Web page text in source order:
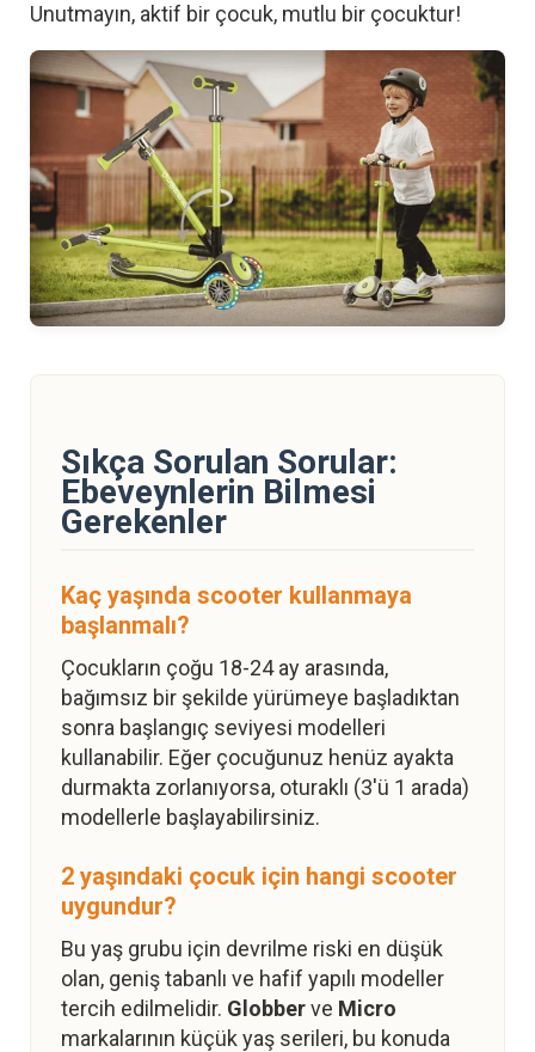
Unutmayın, aktif bir çocuk, mutlu bir çocuktur!
Sıkça Sorulan Sorular:
Ebeveynlerin Bilmesi
Gerekenler
Kaç yaşında scooter kullanmaya
başlanmalı?
Çocukların çoğu 18-24 ay arasında,
bağımsız bir şekilde yürümeye başladıktan
sonra başlangıç seviyesi modelleri
kullanabilir. Eğer çocuğunuz henüz ayakta
durmakta zorlanıyorsa, oturaklı (3'ü 1 arada)
modellerle başlayabilirsiniz.
2 yaşındaki çocuk için hangi scooter
uygundur?
Bu yaş grubu için devrilme riski en düşük
olan, geniş tabanlı ve hafif yapılı modeller
tercih edilmelidir. Globberve Micro
markalarının küçük yaş serileri, bu konuda